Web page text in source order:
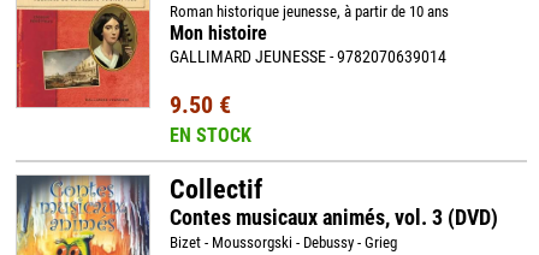
Roman historique jeunesse, à partir de 10 ans
Mon histoire
GALLIMARD JEUNESSE - 9782070639014
9.50 €
EN STOCK
Collectif
Contes musicaux animés, vol. 3 (DVD)
Bizet - Moussorgski - Debussy - Grieg